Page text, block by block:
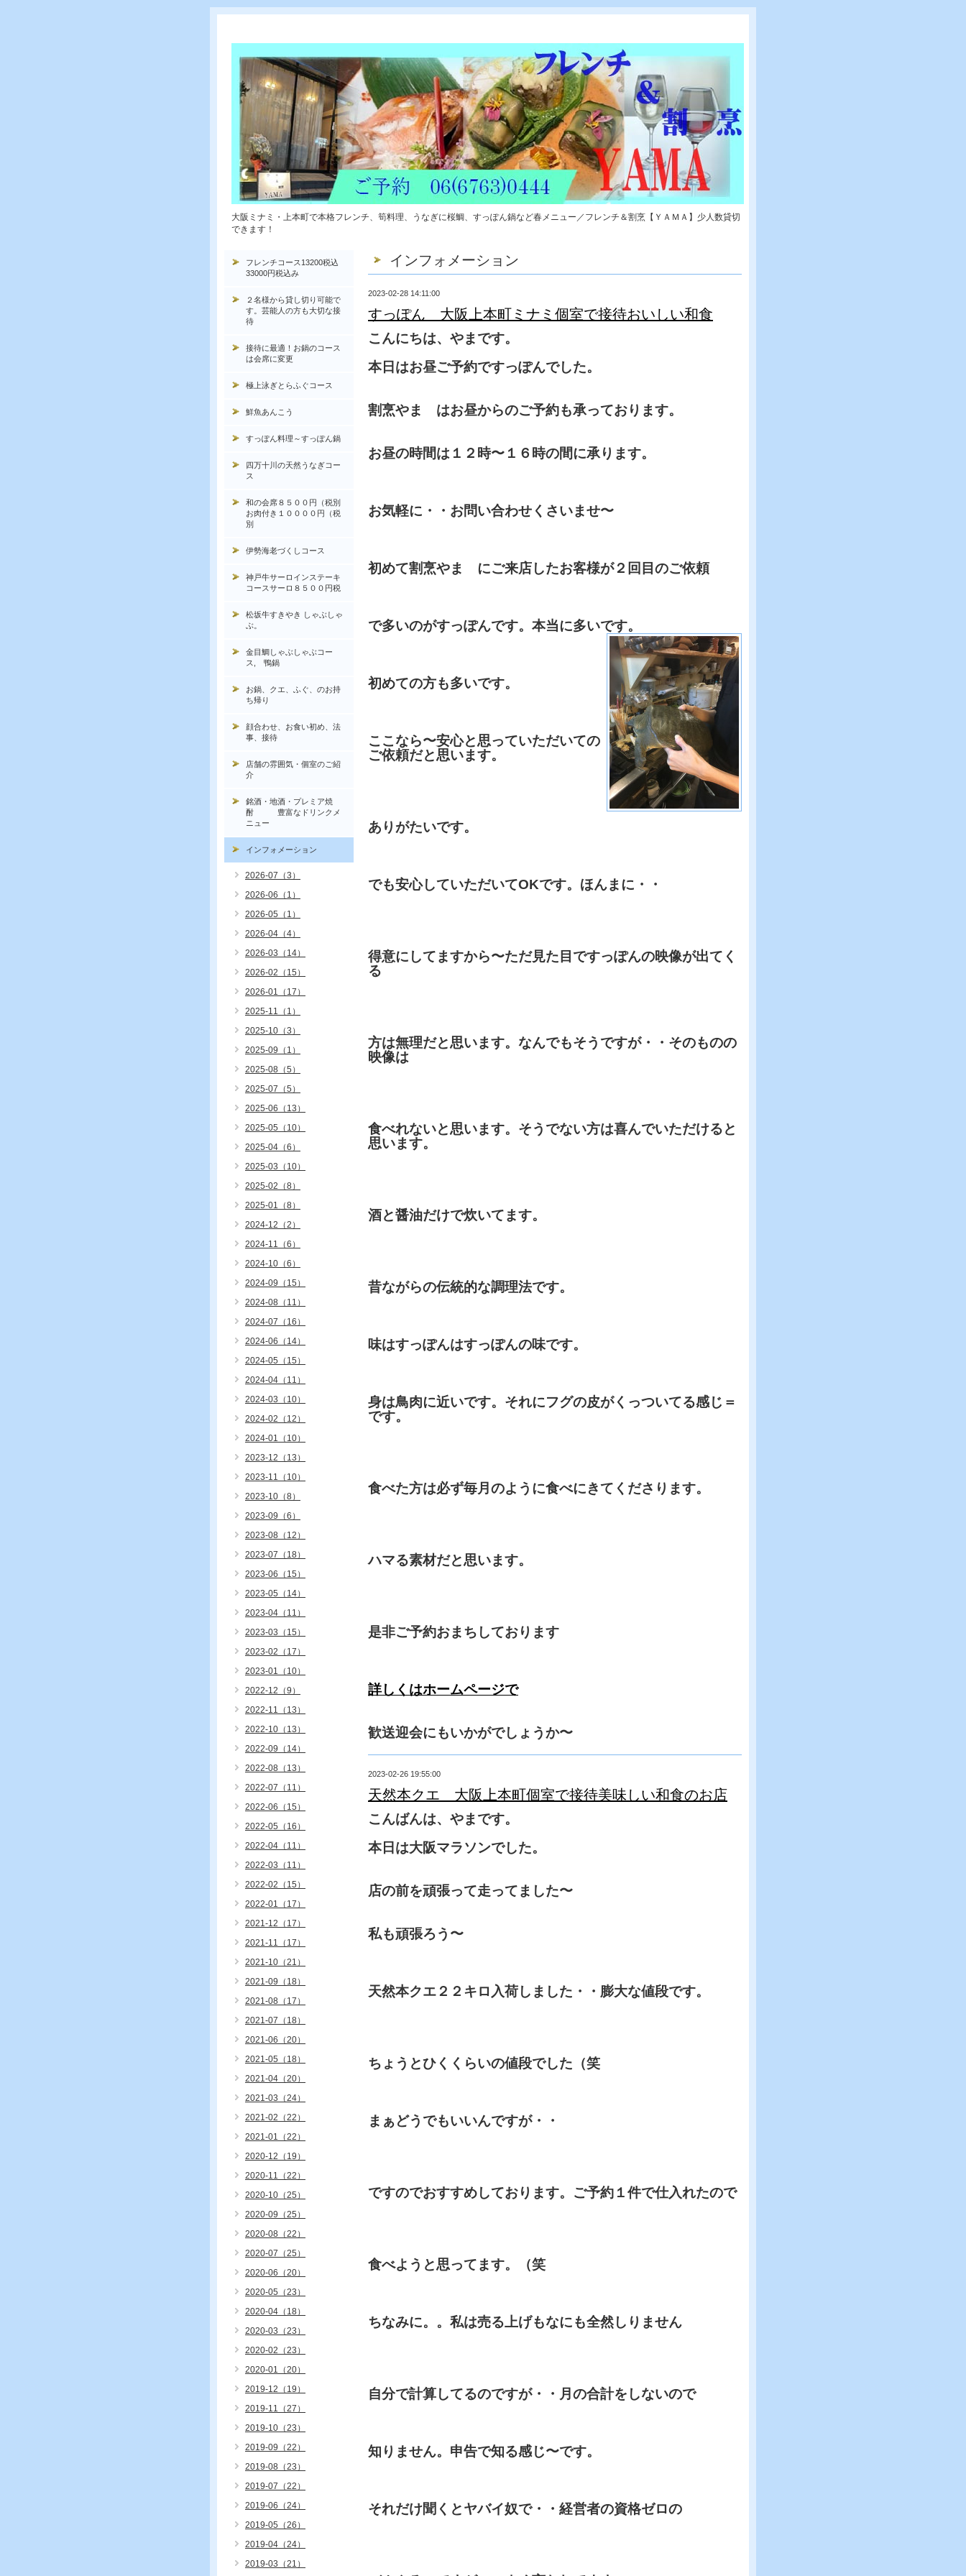
大阪ミナミ・上本町で本格フレンチ、筍料理、うなぎに桜鯛、すっぽん鍋など春メニュー／フレンチ＆割烹【ＹＡＭＡ】少人数貸切
できます！
インフォメーション
2023-02-28 14:11:00
すっぽん 大阪上本町ミナミ個室で接待おいしい和食
こんにちは、やまです。
本日はお昼ご予約ですっぽんでした。
割烹やま はお昼からのご予約も承っております。
お昼の時間は１２時〜１６時の間に承ります。
お気軽に・・お問い合わせくさいませ〜
初めて割烹やま にご来店したお客様が２回目のご依頼
で多いのがすっぽんです。本当に多いです。
初めての方も多いです。
ここなら〜安心と思っていただいての
ご依頼だと思います。
ありがたいです。
でも安心していただいてOKです。ほんまに・・
得意にしてますから〜ただ見た目ですっぽんの映像が出てく
る
方は無理だと思います。なんでもそうですが・・そのものの
映像は
食べれないと思います。そうでない方は喜んでいただけると
思います。
酒と醤油だけで炊いてます。
昔ながらの伝統的な調理法です。
味はすっぽんはすっぽんの味です。
身は鳥肉に近いです。それにフグの皮がくっついてる感じ＝
です。
食べた方は必ず毎月のように食べにきてくださります。
ハマる素材だと思います。
是非ご予約おまちしております
詳しくはホームページで
歓送迎会にもいかがでしょうか〜
2023-02-26 19:55:00
天然本クエ 大阪上本町個室で接待美味しい和食のお店
こんばんは、やまです。
本日は大阪マラソンでした。
店の前を頑張って走ってました〜
私も頑張ろう〜
天然本クエ２２キロ入荷しました・・膨大な値段です。
ちょうとひくくらいの値段でした（笑
まぁどうでもいいんですが・・
ですのでおすすめしております。ご予約１件で仕入れたので
食べようと思ってます。（笑
ちなみに。。私は売る上げもなにも全然しりません
自分で計算してるのですが・・月の合計をしないので
知りません。申告で知る感じ〜です。
それだけ聞くとヤバイ奴で・・経営者の資格ゼロの
フレンチコース13200税込
33000円税込み
２名様から貸し切り可能で
す。芸能人の方も大切な接
待
接待に最適！お鍋のコース
は会席に変更
極上泳ぎとらふぐコース
鮮魚あんこう
すっぽん料理～すっぽん鍋
四万十川の天然うなぎコー
ス
和の会席８５００円（税別
お肉付き１００００円（税
別
伊勢海老づくしコース
神戸牛サーロインステーキ
コースサーロ８５００円税
松坂牛すきやき しゃぶしゃ
ぶ。
金目鯛しゃぶしゃぶコー
ス, 鴨鍋
お鍋、クエ、ふぐ、のお持
ち帰り
顔合わせ、お食い初め、法
事、接待
店舗の雰囲気・個室のご紹
介
銘酒・地酒・プレミア焼
酎 豊富なドリンクメ
ニュー
インフォメーション
2026-07（3）
2026-06（1）
2026-05（1）
2026-04（4）
2026-03（14）
2026-02（15）
2026-01（17）
2025-11（1）
2025-10（3）
2025-09（1）
2025-08（5）
2025-07（5）
2025-06（13）
2025-05（10）
2025-04（6）
2025-03（10）
2025-02（8）
2025-01（8）
2024-12（2）
2024-11（6）
2024-10（6）
2024-09（15）
2024-08（11）
2024-07（16）
2024-06（14）
2024-05（15）
2024-04（11）
2024-03（10）
2024-02（12）
2024-01（10）
2023-12（13）
2023-11（10）
2023-10（8）
2023-09（6）
2023-08（12）
2023-07（18）
2023-06（15）
2023-05（14）
2023-04（11）
2023-03（15）
2023-02（17）
2023-01（10）
2022-12（9）
2022-11（13）
2022-10（13）
2022-09（14）
2022-08（13）
2022-07（11）
2022-06（15）
2022-05（16）
2022-04（11）
2022-03（11）
2022-02（15）
2022-01（17）
2021-12（17）
2021-11（17）
2021-10（21）
2021-09（18）
2021-08（17）
2021-07（18）
2021-06（20）
2021-05（18）
2021-04（20）
2021-03（24）
2021-02（22）
2021-01（22）
2020-12（19）
2020-11（22）
2020-10（25）
2020-09（25）
2020-08（22）
2020-07（25）
2020-06（20）
2020-05（23）
2020-04（18）
2020-03（23）
2020-02（23）
2020-01（20）
2019-12（19）
2019-11（27）
2019-10（23）
2019-09（22）
2019-08（23）
2019-07（22）
2019-06（24）
2019-05（26）
2019-04（24）
2019-03（21）